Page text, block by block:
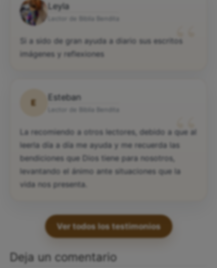
Leyla
“
Si a sido de gran ayuda a diario sus escritos
imágenes y reflexiones
E
Esteban
“
La recomiendo a otros lectores, debido a que al
leerla día a día me ayuda y me recuerda las
bendiciones que Dios tiene para nosotros,
levantando el ánimo ante situaciones que la
vida nos presenta.
Ver todos los testimonios
Deja un comentario